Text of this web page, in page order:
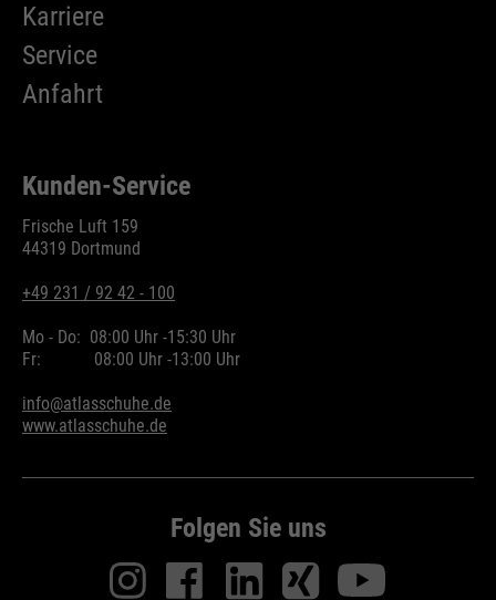
Karriere
Service
Anfahrt
Kunden-Service
Frische Luft 159
44319 Dortmund
+49 231 / 92 42 - 100
Mo - Do: 08:00 Uhr -15:30 Uhr
Fr:
08:00 Uhr -13:00 Uhr
info@atlasschuhe.de
www.atlasschuhe.de
Folgen Sie uns